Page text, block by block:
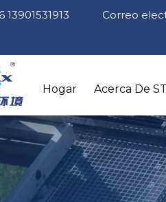
13901531913 Correo
Hogar Acerca De